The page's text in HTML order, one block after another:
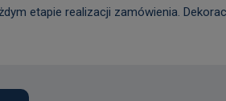
etapie realizacji zamówienia.